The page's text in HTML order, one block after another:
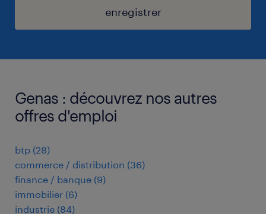
enregistrer
Genas : découvrez nos autres
offres d'emploi
btp (28)
commerce / distribution (36)
finance / banque (9)
immobilier (6)
industrie (84)